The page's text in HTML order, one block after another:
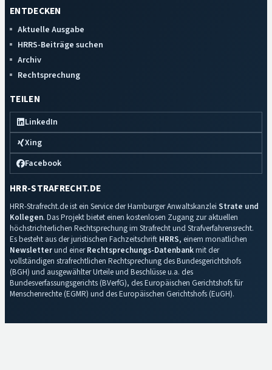
ENTDECKEN
Aktuelle Ausgabe
HRRS-Beiträge suchen
Archiv
Rechtsprechung
TEILEN
LinkedIn
Xing
Facebook
HRR-STRAFRECHT.DE
HRR-Strafrecht.de ist ein Service der Hamburger Anwaltskanzlei Strate und
Kollegen. Das Projekt bietet einen kostenlosen Zugang zur aktuellen
höchstrichterlichen Rechtsprechung im Strafrecht und Strafverfahrensrecht.
Es besteht aus der juristischen Fachzeitschrift HRRS, einem monatlichen
Newsletterund einerRechtsprechungs-Datenbankmit der
vollständigen strafrechtlichen Rechtsprechung des Bundesgerichtshofs
(BGH) und ausgewählter Urteile und Beschlüsse u.a. des
Bundesverfassungsgerichts (BVerfG), des Europäischen Gerichtshofs für
Menschenrechte (EGMR) und des Europäischen Gerichtshofs (EuGH).